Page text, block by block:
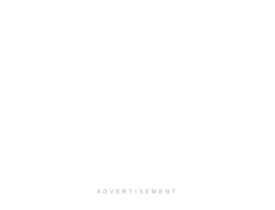
ADVERTISEMENT